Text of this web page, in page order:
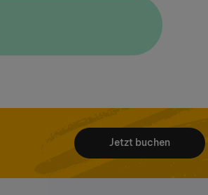
Jetzt buchen